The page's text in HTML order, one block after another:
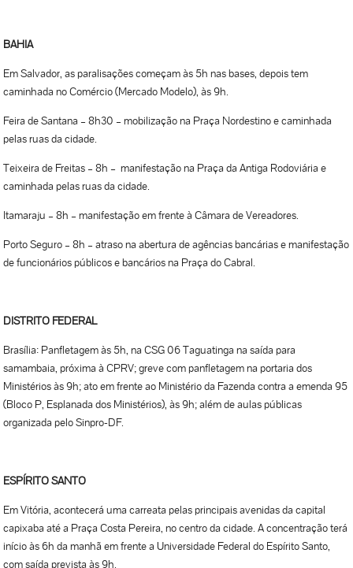
BAHIA
Em Salvador, as paralisações começam às 5h nas bases, depois tem
caminhada no Comércio (Mercado Modelo), às 9h.
Feira de Santana – 8h30 – mobilização na Praça Nordestino e caminhada
pelas ruas da cidade.
Teixeira de Freitas – 8h – manifestação na Praça da Antiga Rodoviária e
caminhada pelas ruas da cidade.
Itamaraju – 8h – manifestação em frente à Câmara de Vereadores.
Porto Seguro – 8h – atraso na abertura de agências bancárias e manifestação
de funcionários públicos e bancários na Praça do Cabral.
DISTRITO FEDERAL
Brasília: Panfletagem às 5h, na CSG 06 Taguatinga na saída para
samambaia, próxima à CPRV; greve com panfletagem na portaria dos
Ministérios às 9h; ato em frente ao Ministério da Fazenda contra a emenda 95
(Bloco P, Esplanada dos Ministérios), às 9h; além de aulas públicas
organizada pelo Sinpro-DF.
ESPÍRITO SANTO
Em Vitória, acontecerá uma carreata pelas principais avenidas da capital
capixaba até a Praça Costa Pereira, no centro da cidade. A concentração terá
início às 6h da manhã em frente a Universidade Federal do Espírito Santo,
com saída prevista às 9h.